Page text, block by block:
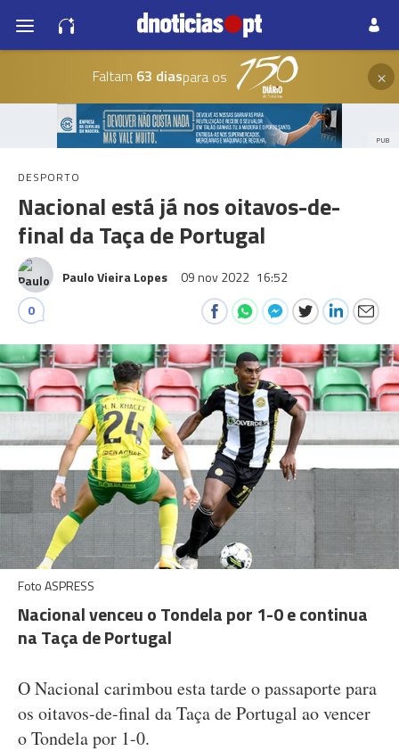
Faltam 63 diaspara os ×
PUB
DESPORTO
Nacional está já nos oitavos-de-
final da Taça de Portugal
Paulo Vieira Lopes 09 nov 2022 16:52
0
Foto ASPRESS
Nacional venceu o Tondela por 1-0 e continua
na Taça de Portugal
O Nacional carimbou esta tarde o passaporte para
os oitavos-de-final da Taça de Portugal ao vencer
o Tondela por 1-0.